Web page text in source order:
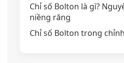
Chỉ số Bolton là gì?
niềng răng
Chỉ số Bolton trong